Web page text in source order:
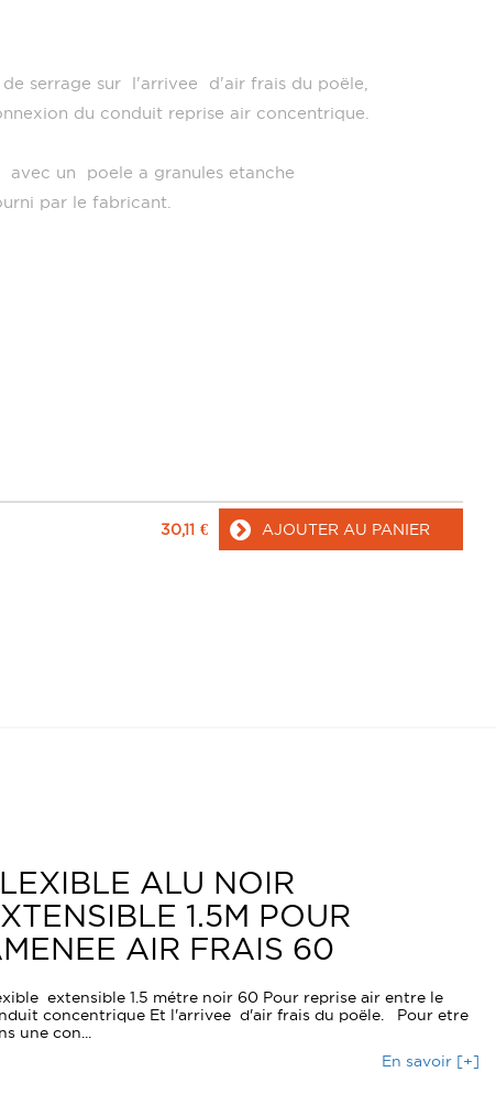
serrage sur l'arrivee d'air frais du poële,
du conduit reprise air concentrique.
avec un poele a granules etanche
par le fabricant.
30,11 € AJOUTER AU PANIER
ALU NOIR
1.5M POUR
AIR FRAIS 60
extensible 1.5 métre noir 60 Pour reprise air entre le
concentrique Et l'arrivee d'air frais du poële. Pour etre
une con...
En savoir [+]